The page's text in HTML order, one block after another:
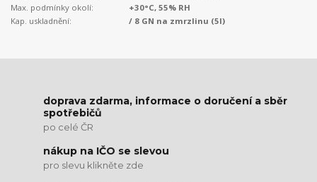
Max. podmínky okolí:
+30°C, 55% RH
Kap. uskladnění:
/ 8 GN na zmrzlinu (5l)
doprava zdarma, informace o doručení a sběr
spotřebičů
po celé ČR
nákup na IČO se slevou
pro slevu klikněte zde